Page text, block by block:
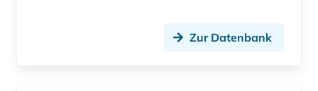
geisteswissenschaften (19)
Zur Datenbank